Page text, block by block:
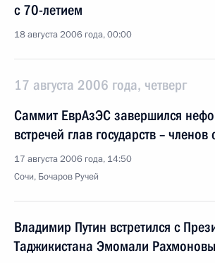
с 70-летием
18 августа 2006 года, 00:00
17 августа 2006 года, четверг
Саммит ЕврАзЭС завершился
встречей глав государств –
17 августа 2006 года, 14:50
Сочи, Бочаров Ручей
Владимир Путин встретился с
Таджикистана Эмомали